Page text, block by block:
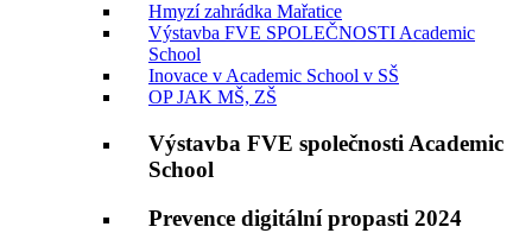
Hmyzí zahrádka Mařatice
Výstavba FVE SPOLEČNOSTI Academic
School
Inovace v Academic School v SŠ
OP JAK MŠ, ZŠ
Výstavba FVE společnosti Academic
School
Prevence digitální propasti 2024